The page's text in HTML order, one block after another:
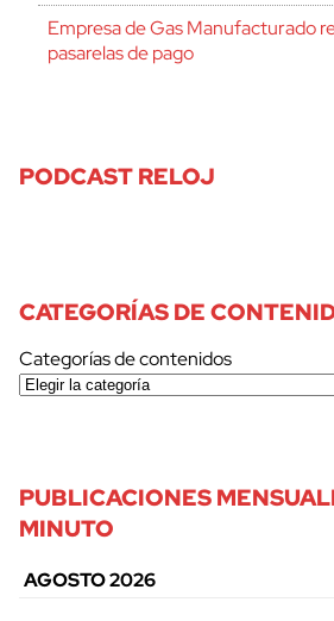
Empresa de Gas Manufacturado
pasarelas de pago
PODCAST RELOJ
CATEGORÍAS DE
Categorías de contenidos
PUBLICACIONES
MINUTO
AGOSTO 2026